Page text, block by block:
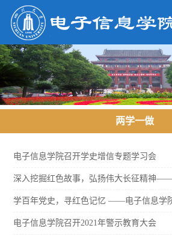
两学一做
电子信息学院召开学史增信专题学习会
电子信息学院召开2021年警示教育大会